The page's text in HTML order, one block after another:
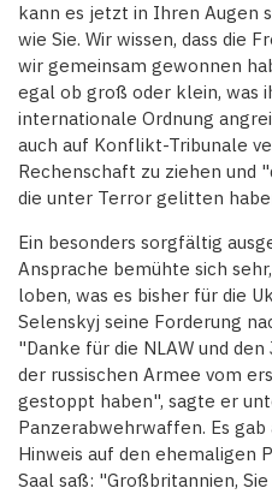
kann es jetzt in Ihren Augen
wie Sie. Wir wissen, dass die
wir gemeinsam gewonnen
egal ob groß oder klein, was
internationale Ordnung
auch auf Konflikt-Tribunale
Rechenschaft zu ziehen und
die unter Terror gelitten
Ein besonders sorgfältig
Ansprache bemühte sich
loben, was es bisher für die
Selenskyj seine Forderung
"Danke für die NLAW und
der russischen Armee vom
gestoppt haben", sagte er
Panzerabwehrwaffen. Es
Hinweis auf den ehemaligen
Saal saß: "Großbritannien,